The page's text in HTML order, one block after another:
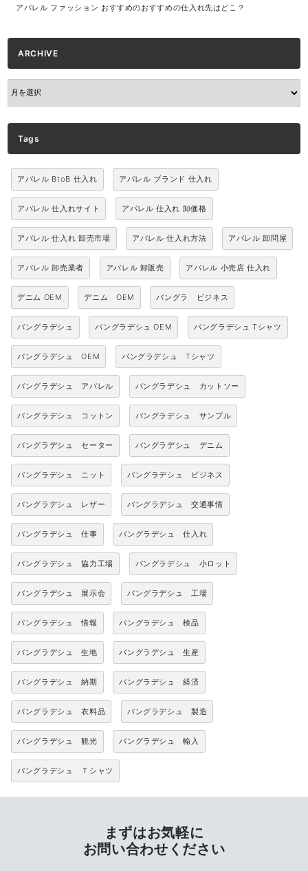
アパレル ファッション おすすめのおすすめの仕入れ先はどこ？
ARCHIVE
ARCHIVE
Tags
アパレル BtoB 仕入れ アパレル ブランド 仕入れ
アパレル 仕入れサイト アパレル 仕入れ 卸価格
アパレル 仕入れ 卸売市場 アパレル 仕入れ方法 アパレル 卸問屋
アパレル 卸売業者 アパレル 卸販売 アパレル 小売店 仕入れ
デニム OEM デニム OEM バングラ ビジネス
バングラデシュ バングラデシュ OEM バングラデシュ Tシャツ
バングラデシュ OEM バングラデシュ Tシャツ
バングラデシュ アパレル バングラデシュ カットソー
バングラデシュ コットン バングラデシュ サンプル
バングラデシュ セーター バングラデシュ デニム
バングラデシュ ニット バングラデシュ ビジネス
バングラデシュ レザー バングラデシュ 交通事情
バングラデシュ 仕事 バングラデシュ 仕入れ
バングラデシュ 協力工場 バングラデシュ 小ロット
バングラデシュ 展示会 バングラデシュ 工場
バングラデシュ 情報 バングラデシュ 検品
バングラデシュ 生地 バングラデシュ 生産
バングラデシュ 納期 バングラデシュ 経済
バングラデシュ 衣料品 バングラデシュ 製造
バングラデシュ 観光 バングラデシュ 輸入
バングラデシュ Ｔシャツ
まずはお気軽に
お問い合わせください